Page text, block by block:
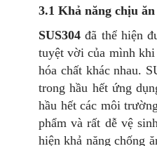
3.1 Khả năng chịu
SUS304 đã thể hiện
tuyệt vời của mình
hóa chất khác nhau.
trong hầu hết ứng
hầu hết các môi
phẩm và rất dễ vệ
hiện khả năng chống